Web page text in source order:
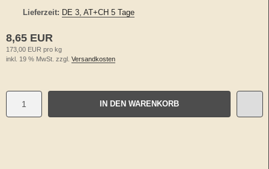
Lieferzeit: DE 3, AT+CH 5 Tage
8,65 EUR
173,00 EUR pro kg
inkl. 19 % MwSt. zzgl. Versandkosten
IN DEN WARENKORB